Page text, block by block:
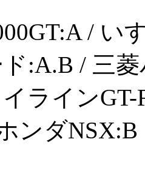
/ い
:A.B / 三
ライン
ンダNSX:B